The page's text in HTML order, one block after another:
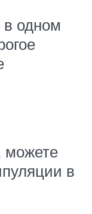
в одном
можете
в